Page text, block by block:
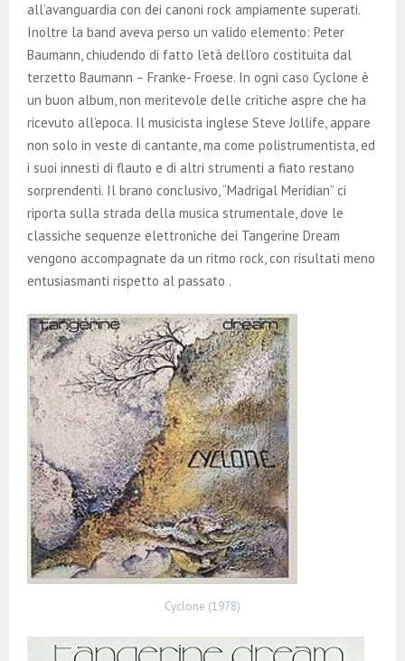
all’avanguardia con dei canoni rock ampiamente superati.
Inoltre la band aveva perso un valido elemento: Peter
Baumann, chiudendo di fatto l’età dell’oro costituita dal
terzetto Baumann – Franke- Froese. In ogni caso Cyclone è
un buon album, non meritevole delle critiche aspre che ha
ricevuto all’epoca. Il musicista inglese Steve Jollife, appare
non solo in veste di cantante, ma come polistrumentista, ed
i suoi innesti di flauto e di altri strumenti a fiato restano
sorprendenti. Il brano conclusivo, “Madrigal Meridian” ci
riporta sulla strada della musica strumentale, dove le
classiche sequenze elettroniche dei Tangerine Dream
vengono accompagnate da un ritmo rock, con risultati meno
entusiasmanti rispetto al passato .
Cyclone (1978)